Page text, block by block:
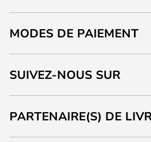
MODES DE PAIEMENT
SUIVEZ-NOUS SUR
PARTENAIRE(S) DE